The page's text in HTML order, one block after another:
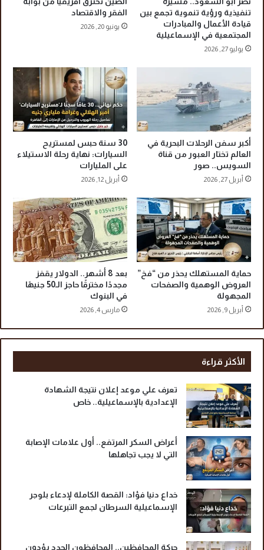
أ
س
ر
ت
ل
ك
ر
ا
م
ة
ق
ب
ل
ر
م
ا
ا
ف
ف
ي
ا
ن
تنفيذية ورؤية تنموية تجمع بين
قيادة الأعمال والمبادرات
المجتمعية في الإسماعيلية
يوليو 27, 2026
الفقر والاقتصاد
يونيو 20, 2026
أكبر سفن الرحلات البحرية في
العالم تختار العبور من قناة
السويس.. صور
أبريل 27, 2026
30 سنة حبس لمستريح
السيارات: نهاية رحلة الاستيلاء
على المليارات
أبريل 12, 2026
حماية المستهلك يحذر من “فخ”
العروض الوهمية والصفحات
المجهولة
أبريل 9, 2026
بعد 8 أشهر.. الدولار يقفز
مجددًا مخترقًا حاجز الـ50 جنيهًا
في البنوك
مارس 4, 2026
الأكثر قراءة
تعرف علي موعد إعلان نتيجة الشهادة
الإعدادية بالإسماعيلية.. خاص
أعراض السكر المرتفع.. أول علامات الإصابة
التي لا يجب تجاهلها
خداع دنيا فؤاد: القصة الكاملة لإدعاء بلوجر
الإسماعيلية السرطان لجمع التبرعات
حركة المحافظين.. المحافظون الجدد يؤدون